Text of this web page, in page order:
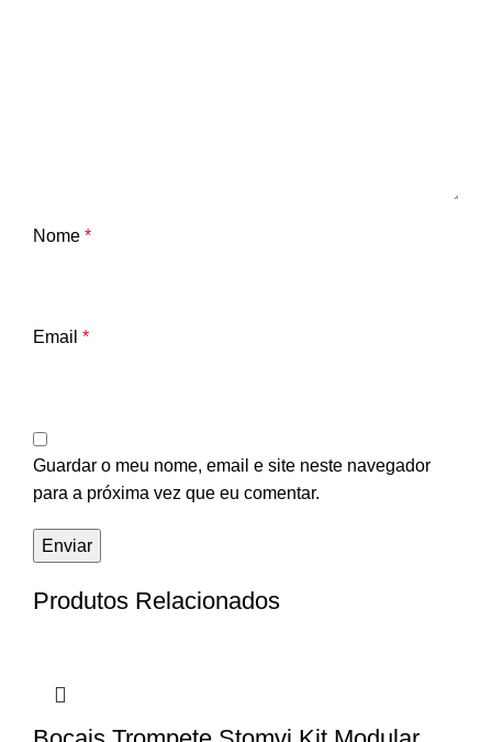
Nome *
Email *
Guardar o meu nome, email e site neste navegador
para a próxima vez que eu comentar.
Produtos Relacionados